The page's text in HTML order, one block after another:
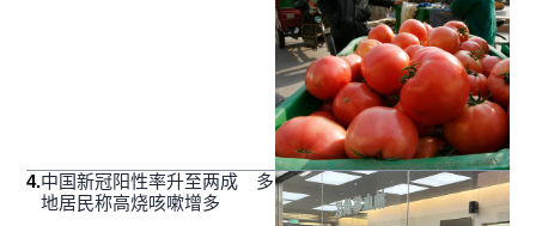
4.中国新冠阳性率升至两成 多
地居民称高烧咳嗽增多